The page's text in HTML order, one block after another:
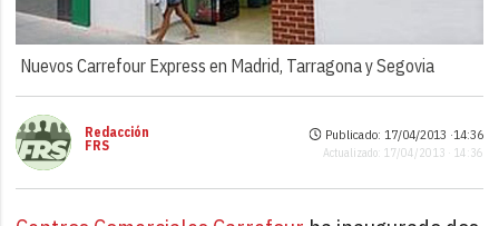
Nuevos Carrefour Express en Madrid, Tarragona y Segovia
Redacción
FRS
Publicado: 17/04/2013 ·14:36
Actualizado: 17/04/2013 · 14:36